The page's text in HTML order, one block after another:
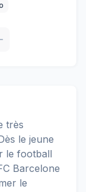
très
le jeune
le football
Barcelone
le